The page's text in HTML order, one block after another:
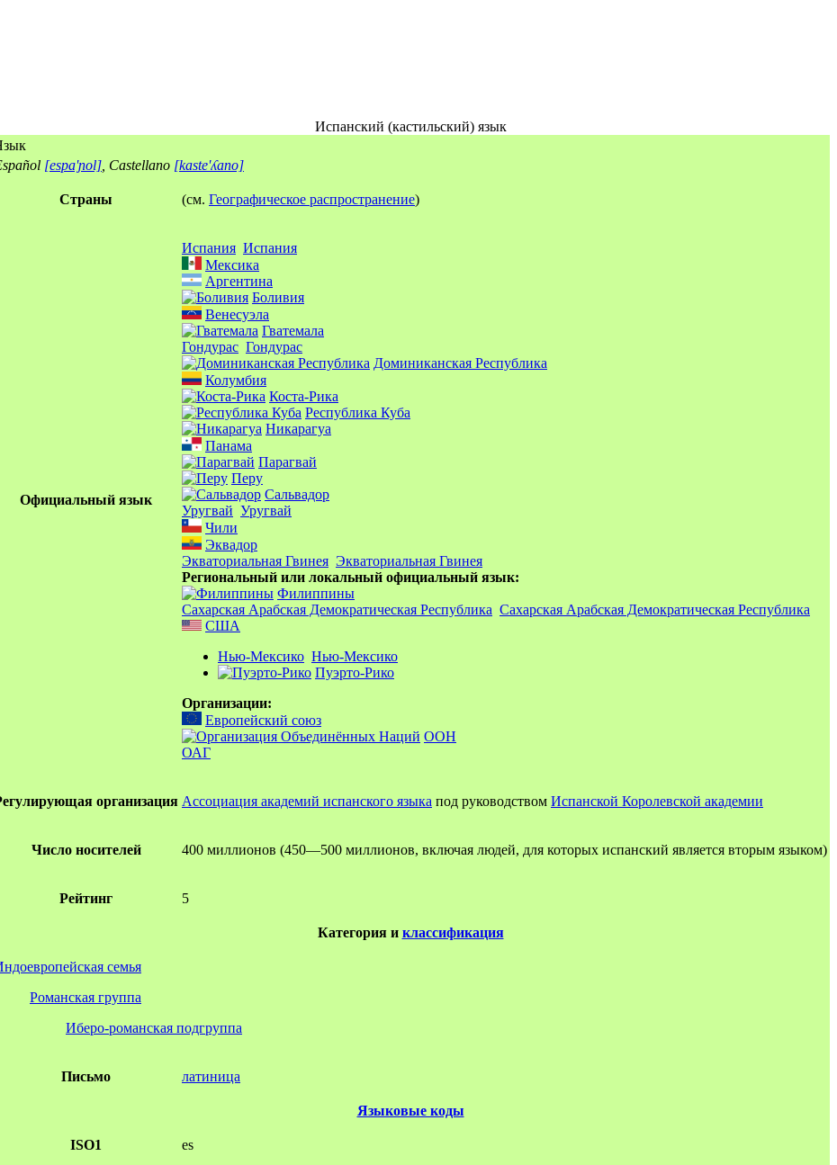
Испанский (кастильский) язык
[espa'ɲol] , Castellano [kaste'ʎano]
Страны (см. Географическое распространение)
Официальный язык
Испания Испания
Мексика
Аргентина
Боливия
Венесуэла
Гватемала
Гондурас Гондурас
Доминиканская Республика
Колумбия
Коста-Рика
Республика Куба
Никарагуа
Панама
Парагвай
Перу
Сальвадор
Уругвай Уругвай
Чили
Эквадор
Экваториальная Гвинея Экваториальная Гвинея
Региональный или локальный официальный язык:
Филиппины
Сахарская Арабская Демократическая Республика Сахарская Арабская Демократическая Республика
США
Нью-Мексико Нью-Мексико
Пуэрто-Рико
Организации:
Европейский союз
ООН
ОАГ
организация Ассоциация академий испанского языка под руководством Испанской Королевской академии
Число носителей 400 миллионов (450—500 миллионов, включая людей, для которых испанский является вторым языком)
Рейтинг 5
Категория и классификация
семья
Романская группа
Иберо-романская подгруппа
Письмо латиница
Языковые коды
ISO1 es